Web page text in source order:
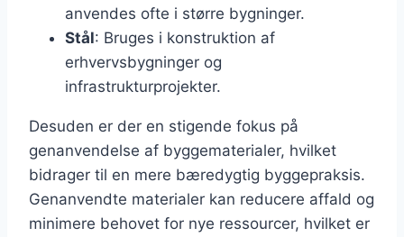
anvendes ofte i større bygninger.
Stål: Bruges i konstruktion af
erhvervsbygninger og
infrastrukturprojekter.
Desuden er der en stigende fokus på
genanvendelse af byggematerialer, hvilket
bidrager til en mere bæredygtig byggepraksis.
Genanvendte materialer kan reducere affald og
minimere behovet for nye ressourcer, hvilket er